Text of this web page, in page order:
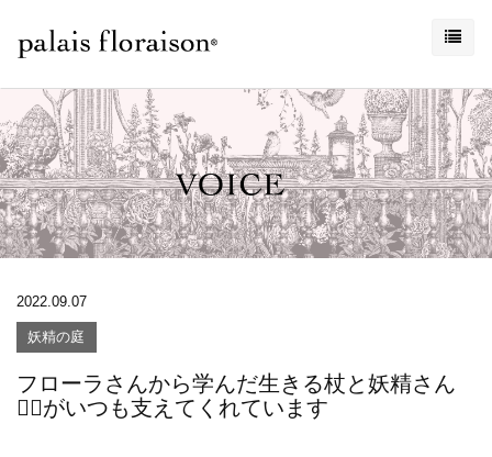
2022.09.07
妖精の庭
フローラさんから学んだ生きる杖と妖精さん
🧚‍♀️がいつも支えてくれています